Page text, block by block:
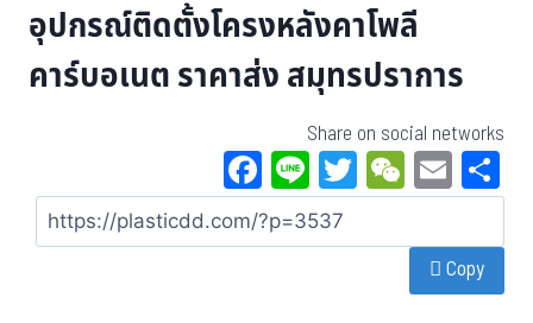
อุปกรณ์ติดตั้งโครงหลังคาโพลี
คาร์บอเนต ราคาส่ง สมุทรปราการ
Share on social networks
Fa
ce
bo
Li
ne
T
wi
tt
W
eC
ha
t
E
m
ail
Copy